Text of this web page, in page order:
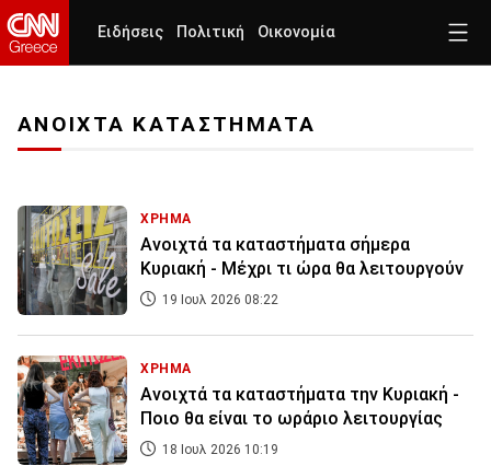
Ειδήσεις Πολιτική Οικονομία
ΑΝΟΙΧΤΑ ΚΑΤΑΣΤΗΜΑΤΑ
ΧΡΗΜΑ
Ανοιχτά τα καταστήματα σήμερα
Κυριακή - Μέχρι τι ώρα θα λειτουργούν
19 Ιουλ 2026 08:22
ΧΡΗΜΑ
Ανοιχτά τα καταστήματα την Κυριακή -
Ποιο θα είναι το ωράριο λειτουργίας
18 Ιουλ 2026 10:19